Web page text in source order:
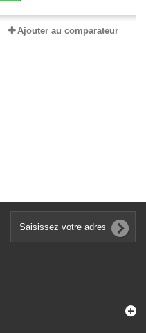
Ajouter au comparateur